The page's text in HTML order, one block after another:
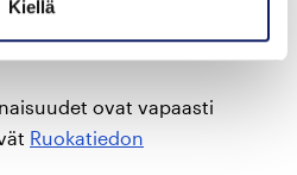
Kiellä
yli 20 000 oppilasta kautta
ovat vapaasti
Ruokatiedon